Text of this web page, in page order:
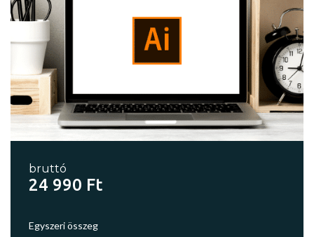
bruttó
24 990 Ft
Egyszeri összeg